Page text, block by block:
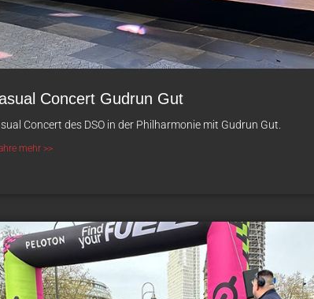
Concert Gudrun Gut
Concert des DSO in der Philharmonie mit Gudrun Gut.
mehr >>